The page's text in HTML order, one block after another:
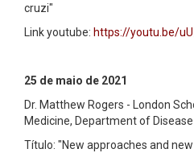
cruzi"
Link youtube: https://youtu.be/
25 de maio de 2021
Dr. Matthew Rogers - London
Medicine, Department of
Título: "New approaches and